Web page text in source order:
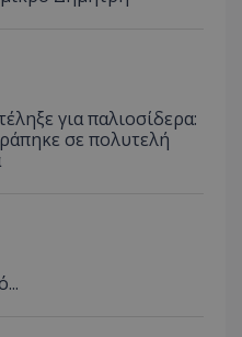
για παλιοσίδερα:
σε πολυτελή